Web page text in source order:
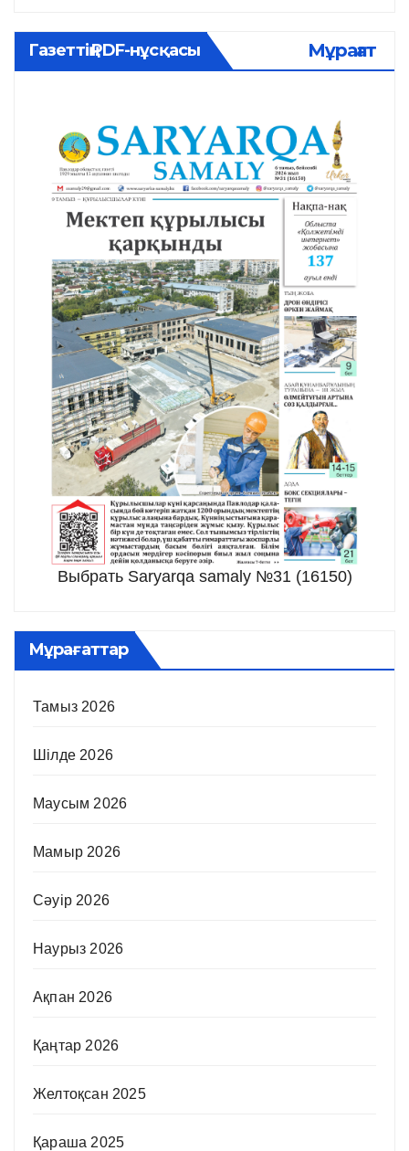
Газеттің PDF-нұсқасы Мұрағат
Выбрать Saryarqa samaly №31 (16150)
Мұрағаттар
Тамыз 2026
Шілде 2026
Маусым 2026
Мамыр 2026
Сәуір 2026
Наурыз 2026
Ақпан 2026
Қаңтар 2026
Желтоқсан 2025
Қараша 2025